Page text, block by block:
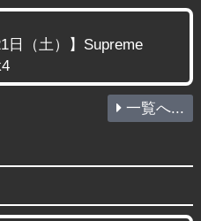
日（土）】Supreme
一覧へ...